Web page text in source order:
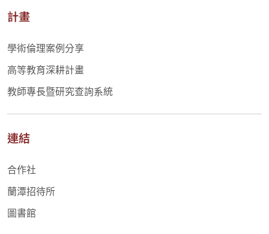
計畫
學術倫理案例分享
高等教育深耕計畫
教師專長暨研究查詢系統
連結
合作社
蘭潭招待所
圖書館